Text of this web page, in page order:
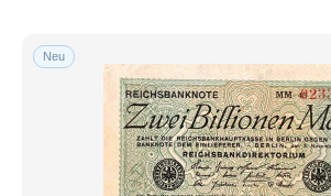
Neu